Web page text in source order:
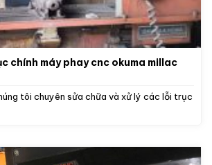
chính máy phay cnc okuma millac
tôi chuyên sửa chữa và xử lý các lỗi trục